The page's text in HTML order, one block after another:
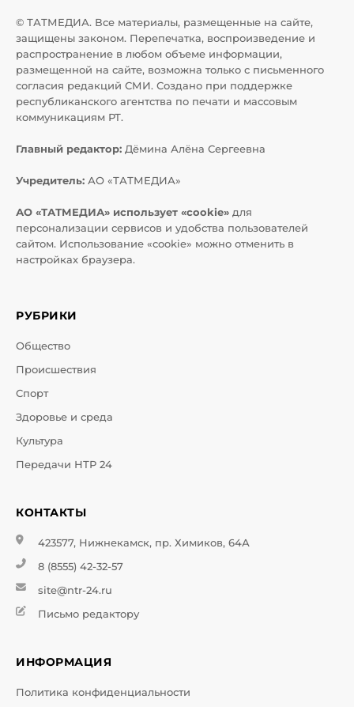
© ТАТМЕДИА. Все материалы, размещенные на сайте,
защищены законом. Перепечатка, воспроизведение и
распространение в любом объеме информации,
размещенной на сайте, возможна только с письменного
согласия редакций СМИ. Создано при поддержке
республиканского агентства по печати и массовым
коммуникациям РТ.
Главный редактор: Дёмина Алёна Сергеевна
Учредитель: АО «ТАТМЕДИА»
АО «ТАТМЕДИА» использует «cookie» для
персонализации сервисов и удобства пользователей
сайтом. Использование «cookie» можно отменить в
настройках браузера.
РУБРИКИ
Общество
Происшествия
Спорт
Здоровье и среда
Культура
Передачи НТР 24
КОНТАКТЫ
423577, Нижнекамск, пр. Химиков, 64А
8 (8555) 42-32-57
site@ntr-24.ru
Письмо редактору
ИНФОРМАЦИЯ
Политика конфиденциальности